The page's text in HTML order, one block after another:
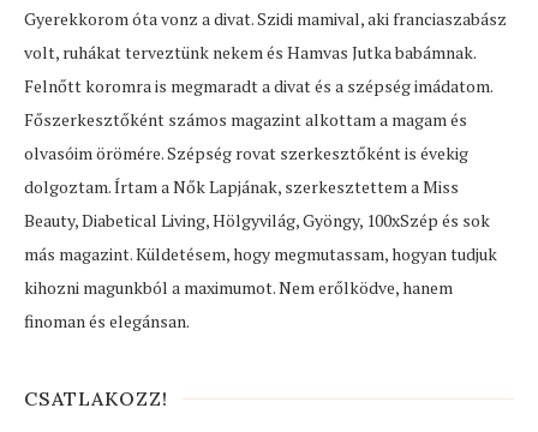
Gyerekkorom óta vonz a divat. Szidi mamival, aki franciaszabász
volt, ruhákat terveztünk nekem és Hamvas Jutka babámnak.
Felnőtt koromra is megmaradt a divat és a szépség imádatom.
Főszerkesztőként számos magazint alkottam a magam és
olvasóim örömére. Szépség rovat szerkesztőként is évekig
dolgoztam. Írtam a Nők Lapjának, szerkesztettem a Miss
Beauty, Diabetical Living, Hölgyvilág, Gyöngy, 100xSzép és sok
más magazint. Küldetésem, hogy megmutassam, hogyan tudjuk
kihozni magunkból a maximumot. Nem erőlködve, hanem
finoman és elegánsan.
CSATLAKOZZ!